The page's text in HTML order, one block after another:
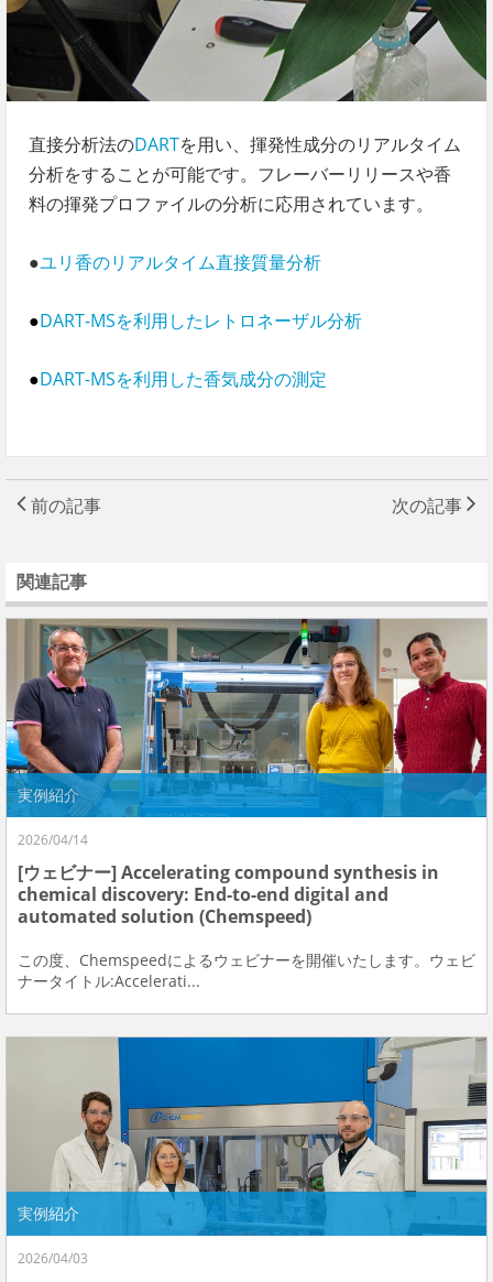
直接分析法のDARTを用い、揮発性成分のリアルタイム
分析をすることが可能です。フレーバーリリースや香
料の揮発プロファイルの分析に応用されています。
●ユリ香のリアルタイム直接質量分析
●DART-MSを利用したレトロネーザル分析
●DART-MSを利用した香気成分の測定
前の記事 次の記事
関連記事
実例紹介
2026/04/14
[ウェビナー] Accelerating compound synthesis in
chemical discovery: End-to-end digital and
automated solution (Chemspeed)
この度、Chemspeedによるウェビナーを開催いたします。ウェビ
ナータイトル:Accelerati...
実例紹介
2026/04/03